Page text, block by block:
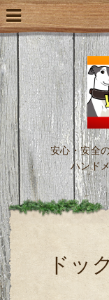
安心・安全
ハンド
ドッ